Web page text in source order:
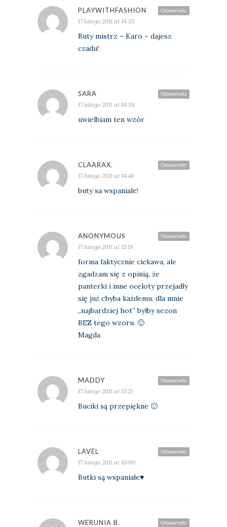
Odpowiedz
PLAYWITHFASHION
17 lutego 2011 at 14:35
Buty mistrz – Karo – dajesz
czadu!
Odpowiedz
SARA
17 lutego 2011 at 14:38
uwielbiam ten wzór
Odpowiedz
CLAARAX.
17 lutego 2011 at 14:48
buty sa wspaniale!
Odpowiedz
ANONYMOUS
17 lutego 2011 at 15:19
forma faktycznie ciekawa, ale
zgadzam się z opinią, że
panterki i inne oceloty przejadły
się już chyba każdemu. dla mnie
„najbardziej hot” byłby sezon
BEZ tego wzoru. 🙂
Magda
Odpowiedz
MADDY
17 lutego 2011 at 15:21
Buciki są przepiękne 🙂
Odpowiedz
LAVEL
17 lutego 2011 at 16:00
Butki są wspaniałe♥
Odpowiedz
WERUNIA B.